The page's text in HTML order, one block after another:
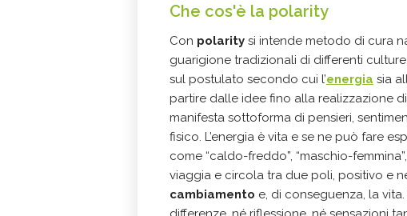
Che cos'è la polarity
Con polarity si intende metodo di cura
guarigione tradizionali di differenti
sul postulato secondo cui l’energia sia
partire dalle idee fino alla realizzazione di
manifesta sottoforma di pensieri,
fisico. L’energia è vita e se ne può fare
come “caldo-freddo”, “maschio-
viaggia e circola tra due poli, positivo e
cambiamento e, di conseguenza, la